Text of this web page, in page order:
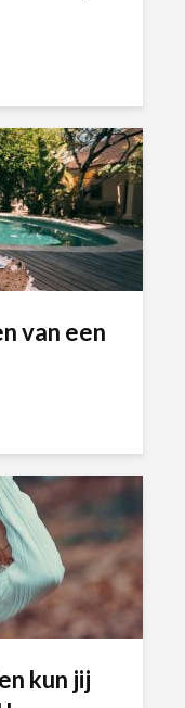
van een
kun jij